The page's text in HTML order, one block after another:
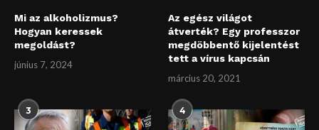
Mi az alkoholizmus?
Hogyan keressek
megoldást?
június 7, 2024
Az egész világot
átverték? Egy professzor
megdöbbentő kijelentést
tett a vírus kapcsán
március 20, 2021
3 4